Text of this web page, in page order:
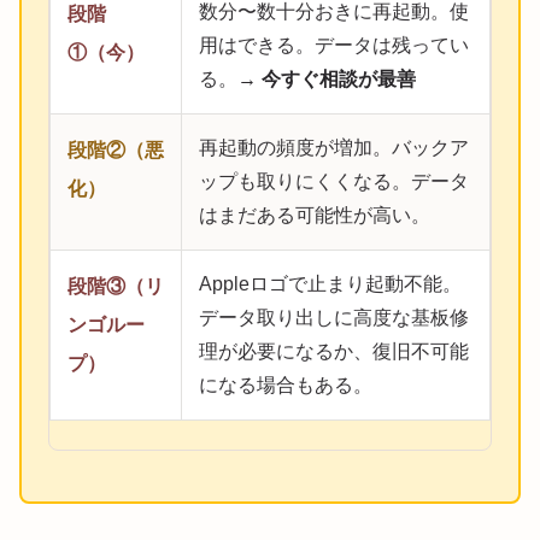
段階
①（今）
数分〜数十分おきに再起動。使
用はできる。データは残ってい
る。
→ 今すぐ相談が最善
段階②（悪
化）
再起動の頻度が増加。バックア
ップも取りにくくなる。データ
はまだある可能性が高い。
段階③（リ
ンゴルー
プ）
Appleロゴで止まり起動不能。
データ取り出しに高度な基板修
理が必要になるか、復旧不可能
になる場合もある。